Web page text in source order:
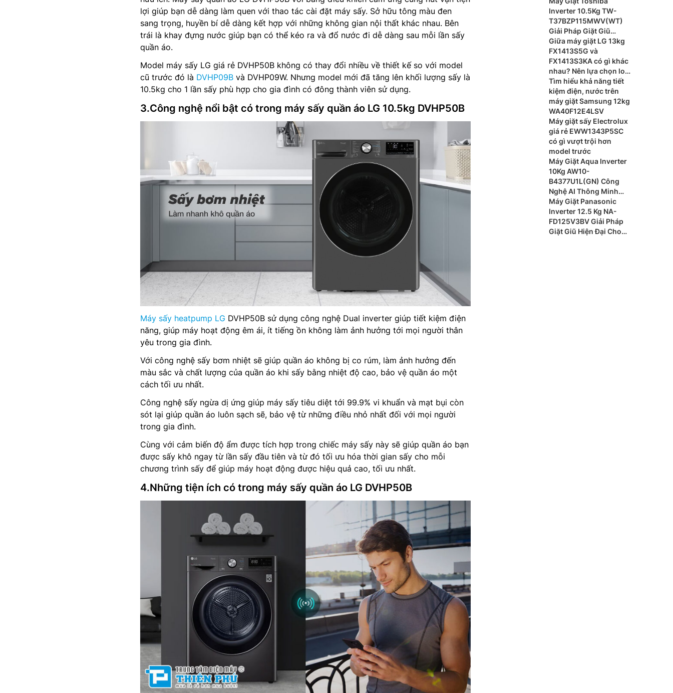
lợi giúp bạn dễ dàng làm quen với thao tác cài đặt máy sấy. Sở hữu tông màu đen
sang trọng, huyền bí dễ dàng kết hợp với những không gian nội thất khác nhau. Bên
trái là khay đựng nước giúp bạn có thể kéo ra và đổ nước đi dễ dàng sau mỗi lần sấy
quần áo.
Model máy sấy LG giá rẻ DVHP50B không có thay đổi nhiều về thiết kế so với model
cũ trước đó là DVHP09B và DVHP09W. Nhưng model mới đã tăng lên khối lượng sấy là
10.5kg cho 1 lần sấy phù hợp cho gia đình có đông thành viên sử dụng.
3.Công nghệ nổi bật có trong máy sấy quần áo LG 10.5kg DVHP50B
Máy sấy heatpump LG DVHP50B sử dụng công nghệ Dual inverter giúp tiết kiệm điện
năng, giúp máy hoạt động êm ái, ít tiếng ồn không làm ảnh hưởng tới mọi người thân
yêu trong gia đình.
Với công nghệ sấy bơm nhiệt sẽ giúp quần áo không bị co rúm, làm ảnh hưởng đến
màu sắc và chất lượng của quần áo khi sấy bằng nhiệt độ cao, bảo vệ quần áo một
cách tối ưu nhất.
Công nghệ sấy ngừa dị ứng giúp máy sấy tiêu diệt tới 99.9% vi khuẩn và mạt bụi còn
sót lại giúp quần áo luôn sạch sẽ, bảo vệ từ những điều nhỏ nhất đối với mọi người
trong gia đình.
Cùng với cảm biến độ ẩm được tích hợp trong chiếc máy sấy này sẽ giúp quần áo bạn
được sấy khô ngay từ lần sấy đầu tiên và từ đó tối ưu hóa thời gian sấy cho mỗi
chương trình sấy để giúp máy hoạt động được hiệu quả cao, tối ưu nhất.
4.Những tiện ích có trong máy sấy quần áo LG DVHP50B
Inverter 10.5Kg TW-
T37BZP115MWV(WT)
Giải Pháp Giặt Giũ
Thông Minh Cho Gia
Đình Hiện Đại
Giữa máy giặt LG 13kg
FX1413S5G và
FX1413S3KA có gì khác
nhau? Nên lựa chọn loại
nào?
Tìm hiểu khả năng tiết
kiệm điện, nước trên
máy giặt Samsung 12kg
WA40F12E4LSV
Máy giặt sấy Electrolux
giá rẻ EWW1343P5SC
có gì vượt trội hơn
model trước
Máy Giặt Aqua Inverter
10Kg AW10-
B4377U1L(GN) Công
Nghệ AI Thông Minh
Cho Gia Đình Hiện Đại
Máy Giặt Panasonic
Inverter 12.5 Kg NA-
FD125V3BV Giải Pháp
Giặt Giũ Hiện Đại Cho